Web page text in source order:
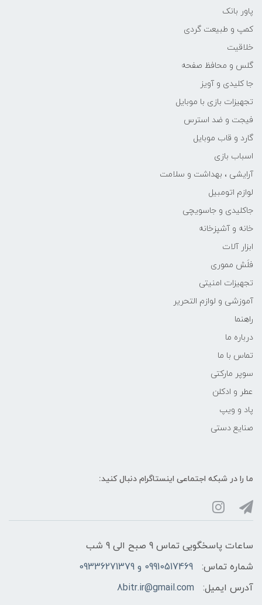
پاور بانک
کمپ و طبیعت گردی
خلاقیت
گلس و محافظ صفحه
جا کلیدی و آویز
تجهیزات بازی با موبایل
فیجت و ضد استرس
گارد و قاب موبایل
اسباب بازی
آرایشی ، بهداشت و سلامت
لوازم اتومبیل
جاکلیدی و جاسویچی
خانه و آشپزخانه
ابزار آلات
فلَش مموری
تجهیزات امنیتی
آموزشی و لوازم التحریر
راهنما
درباره ما
تماس با ما
سوپر مارکتی
عطر و ادکلن
پاد و ویپ
صنایع دستی
ما را در شبکه‌ اجتماعی اینستاگرام دنبال کنید:
ساعات پاسخگویی تماس 9 صبح الی 9 شب
شماره تماس:
09910517469 و 09336271379
آدرس ایمیل:
8bitr.ir@gmail.com